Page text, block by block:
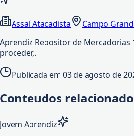
Assaí Atacadista
Campo
Aprendiz Repositor de Mercadorias
proceder,.
Publicada em 03 de agosto de
Conteudos
Jovem Aprendiz